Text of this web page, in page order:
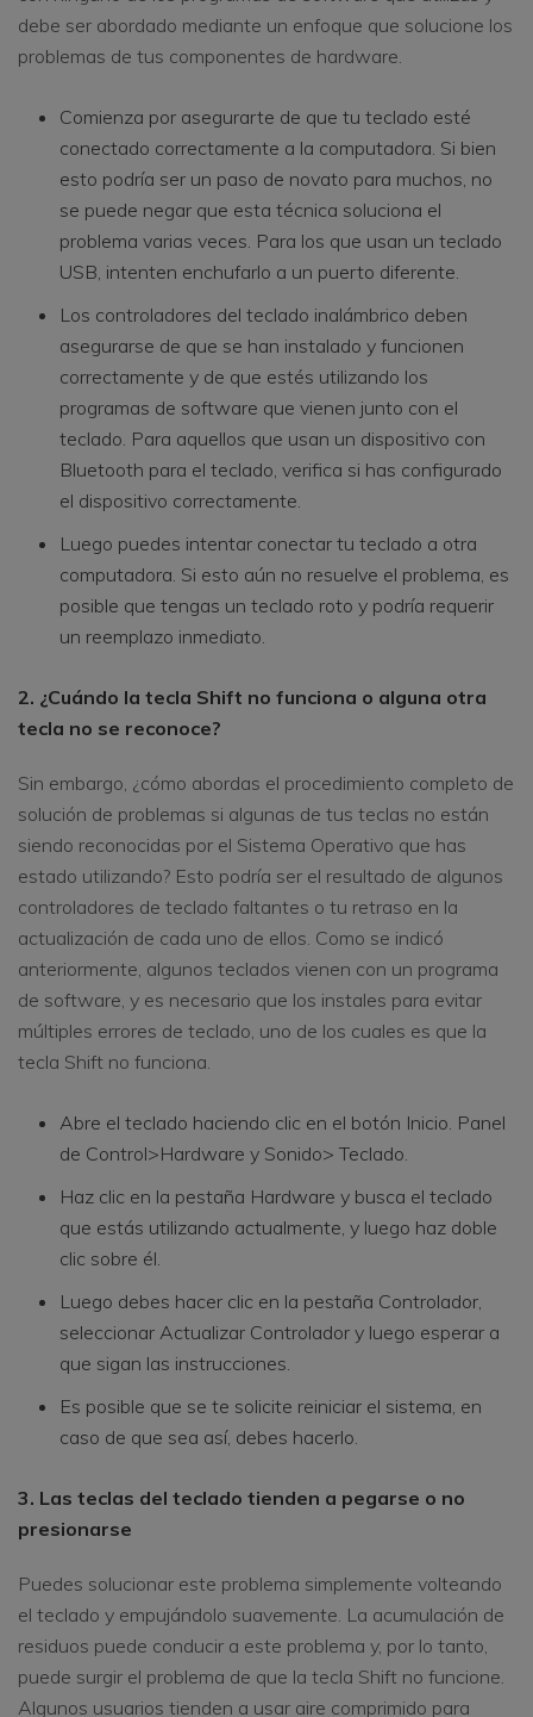
debe ser abordado mediante un enfoque que solucione los
problemas de tus componentes de hardware.
Comienza por asegurarte de que tu teclado esté
conectado correctamente a la computadora. Si bien
esto podría ser un paso de novato para muchos, no
se puede negar que esta técnica soluciona el
problema varias veces. Para los que usan un teclado
USB, intenten enchufarlo a un puerto diferente.
Los controladores del teclado inalámbrico deben
asegurarse de que se han instalado y funcionen
correctamente y de que estés utilizando los
programas de software que vienen junto con el
teclado. Para aquellos que usan un dispositivo con
Bluetooth para el teclado, verifica si has configurado
el dispositivo correctamente.
Luego puedes intentar conectar tu teclado a otra
computadora. Si esto aún no resuelve el problema, es
posible que tengas un teclado roto y podría requerir
un reemplazo inmediato.
2. ¿Cuándo la tecla Shift no funciona o alguna otra
tecla no se reconoce?
Sin embargo, ¿cómo abordas el procedimiento completo de
solución de problemas si algunas de tus teclas no están
siendo reconocidas por el Sistema Operativo que has
estado utilizando? Esto podría ser el resultado de algunos
controladores de teclado faltantes o tu retraso en la
actualización de cada uno de ellos. Como se indicó
anteriormente, algunos teclados vienen con un programa
de software, y es necesario que los instales para evitar
múltiples errores de teclado, uno de los cuales es que la
tecla Shift no funciona.
Abre el teclado haciendo clic en el botón Inicio. Panel
de Control>Hardware y Sonido> Teclado.
Haz clic en la pestaña Hardware y busca el teclado
que estás utilizando actualmente, y luego haz doble
clic sobre él.
Luego debes hacer clic en la pestaña Controlador,
seleccionar Actualizar Controlador y luego esperar a
que sigan las instrucciones.
Es posible que se te solicite reiniciar el sistema, en
caso de que sea así, debes hacerlo.
3. Las teclas del teclado tienden a pegarse o no
presionarse
Puedes solucionar este problema simplemente volteando
el teclado y empujándolo suavemente. La acumulación de
residuos puede conducir a este problema y, por lo tanto,
puede surgir el problema de que la tecla Shift no funcione.
Algunos usuarios tienden a usar aire comprimido para